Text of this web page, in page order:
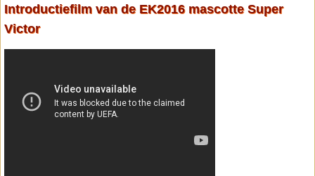
Introductiefilm van de EK2016 mascotte Super
Victor